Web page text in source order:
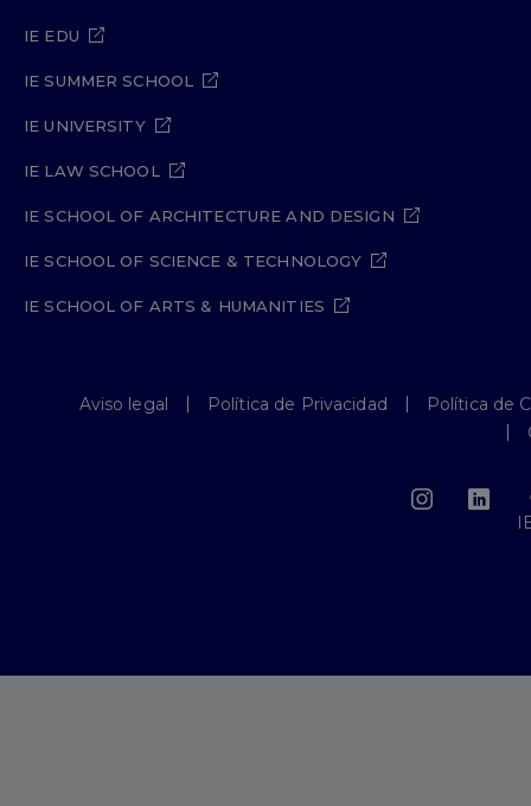
IE EDU
IE SUMMER SCHOOL
IE UNIVERSITY
IE LAW SCHOOL
IE SCHOOL OF ARCHITECTURE AND DESIGN
IE SCHOOL OF SCIENCE & TECHNOLOGY
IE SCHOOL OF ARTS & HUMANITIES
Aviso legal Política de Privacidad
Política de